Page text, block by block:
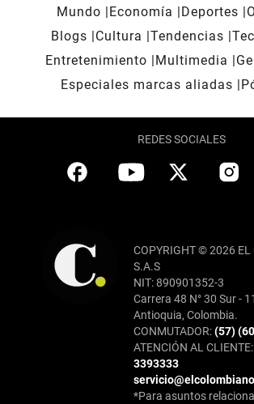
Mundo Economía Deportes
Blogs
Cultura Tendencias
Entretenimiento
Multimedia
Especiales marcas aliadas
REDES SOCIALES
COPYRIGHT © 2026 EL
S.A.S
NIT: 890901352-3
Carrera 48 N° 30 Sur -
Antioquia, Colombia.
CONMUTADOR:(57)
ATENCIÓN AL CLIENTE:
3393333
*Para asuntos